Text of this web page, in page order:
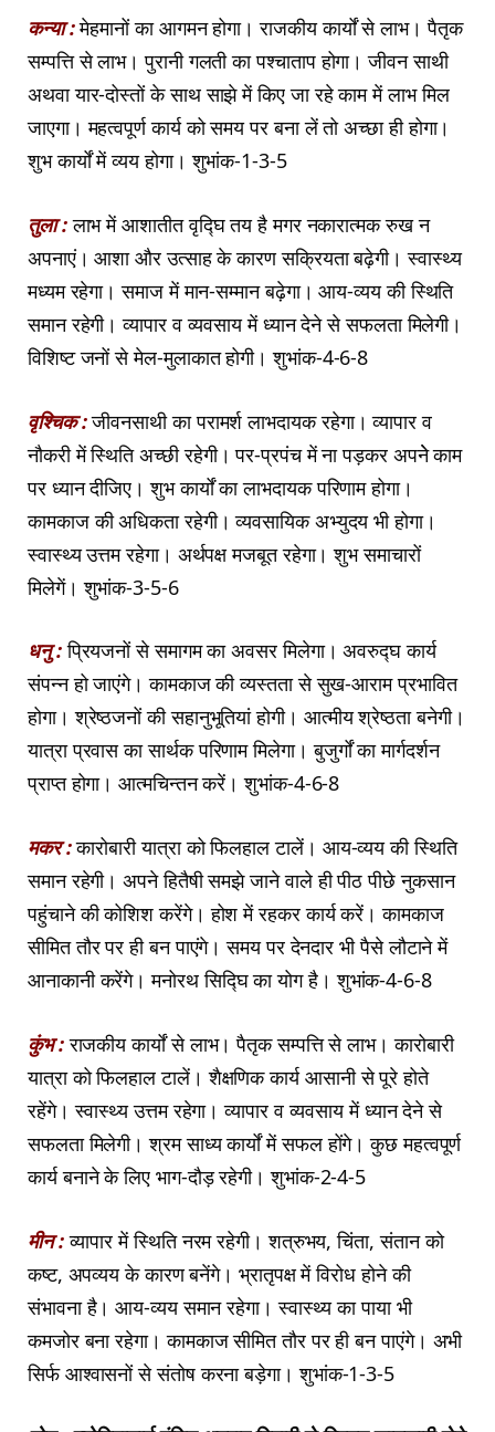
कन्या : मेहमानों का आगमन होगा। राजकीय कार्यों से लाभ। पैतृक
सम्पत्ति से लाभ। पुरानी गलती का पश्चाताप होगा। जीवन साथी
अथवा यार-दोस्तों के साथ साझे में किए जा रहे काम में लाभ मिल
जाएगा। महत्वपूर्ण कार्य को समय पर बना लें तो अच्छा ही होगा।
शुभ कार्यों में व्यय होगा। शुभांक-1-3-5
तुला : लाभ में आशातीत वृद्घि तय है मगर नकारात्मक रुख न
अपनाएं। आशा और उत्साह के कारण सक्रियता बढ़ेगी। स्वास्थ्य
मध्यम रहेगा। समाज में मान-सम्मान बढ़ेगा। आय-व्यय की स्थिति
समान रहेगी। व्यापार व व्यवसाय में ध्यान देने से सफलता मिलेगी।
विशिष्ट जनों से मेल-मुलाकात होगी। शुभांक-4-6-8
वृश्चिक : जीवनसाथी का परामर्श लाभदायक रहेगा। व्यापार व
नौकरी में स्थिति अच्छी रहेगी। पर-प्रपंच में ना पड़कर अपनेे काम
पर ध्यान दीजिए। शुभ कार्यों का लाभदायक परिणाम होगा।
कामकाज की अधिकता रहेगी। व्यवसायिक अभ्युदय भी होगा।
स्वास्थ्य उत्तम रहेगा। अर्थपक्ष मजबूत रहेगा। शुभ समाचारों
मिलेगें। शुभांक-3-5-6
धनु : प्रियजनों से समागम का अवसर मिलेगा। अवरुद्घ कार्य
संपन्न हो जाएंगे। कामकाज की व्यस्तता से सुख-आराम प्रभावित
होगा। श्रेष्ठजनों की सहानुभूतियां होगी। आत्मीय श्रेष्ठता बनेगी।
यात्रा प्रवास का सार्थक परिणाम मिलेगा। बुजुर्गों का मार्गदर्शन
प्राप्त होगा। आत्मचिन्तन करें। शुभांक-4-6-8
मकर : कारोबारी यात्रा को फिलहाल टालें। आय-व्यय की स्थिति
समान रहेगी। अपने हितैषी समझे जाने वाले ही पीठ पीछे नुकसान
पहुंचाने की कोशिश करेंगे। होश में रहकर कार्य करें। कामकाज
सीमित तौर पर ही बन पाएंगे। समय पर देनदार भी पैसे लौटाने में
आनाकानी करेंगे। मनोरथ सिद्घि का योग है। शुभांक-4-6-8
कुंभ : राजकीय कार्यों से लाभ। पैतृक सम्पत्ति से लाभ। कारोबारी
यात्रा को फिलहाल टालें। शैक्षणिक कार्य आसानी से पूरे होते
रहेंगे। स्वास्थ्य उत्तम रहेगा। व्यापार व व्यवसाय में ध्यान देने से
सफलता मिलेगी। श्रम साध्य कार्यों में सफल होंगे। कुछ महत्वपूर्ण
कार्य बनाने के लिए भाग-दौड़ रहेगी। शुभांक-2-4-5
मीन : व्यापार में स्थिति नरम रहेगी। शत्रुभय, चिंता, संतान को
कष्ट, अपव्यय के कारण बनेंगे। भ्रातृपक्ष में विरोध होने की
संभावना है। आय-व्यय समान रहेगा। स्वास्थ्य का पाया भी
कमजोर बना रहेगा। कामकाज सीमित तौर पर ही बन पाएंगे। अभी
सिर्फ आश्वासनों से संतोष करना बड़ेगा। शुभांक-1-3-5